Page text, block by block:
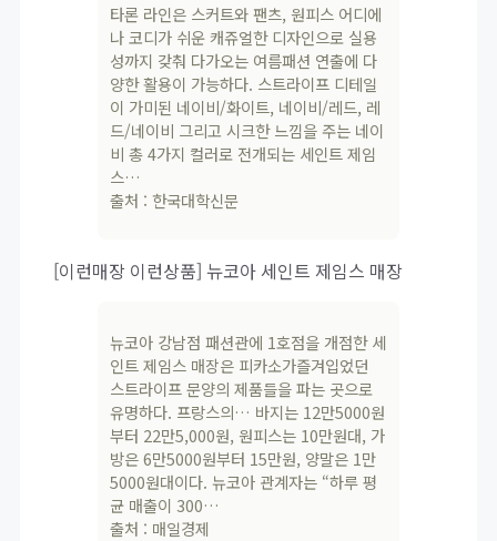
타론 라인은 스커트와 팬츠, 원피스 어디에
나 코디가 쉬운 캐쥬얼한 디자인으로 실용
성까지 갖춰 다가오는 여름패션 연출에 다
양한 활용이 가능하다. 스트라이프 디테일
이 가미된 네이비/화이트, 네이비/레드, 레
드/네이비 그리고 시크한 느낌을 주는 네이
비 총 4가지 컬러로 전개되는 세인트 제임
스…
출처 : 한국대학신문
[이런매장 이런상품] 뉴코아 세인트 제임스 매장
뉴코아 강남점 패션관에 1호점을 개점한 세
인트 제임스 매장은 피카소가즐겨입었던
스트라이프 문양의 제품들을 파는 곳으로
유명하다. 프랑스의… 바지는 12만5000원
부터 22만5,000원, 원피스는 10만원대, 가
방은 6만5000원부터 15만원, 양말은 1만
5000원대이다. 뉴코아 관계자는 “하루 평
균 매출이 300…
출처 : 매일경제